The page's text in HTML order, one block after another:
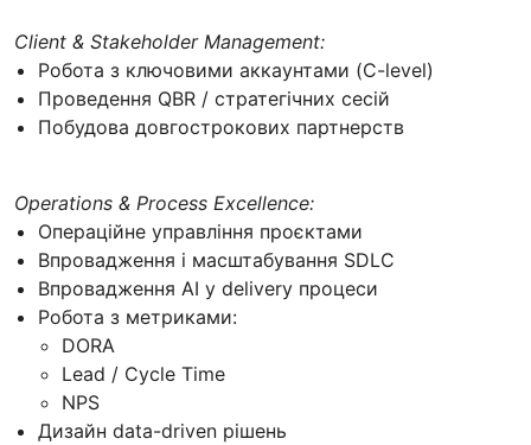
Client & Stakeholder Management:
Робота з ключовими аккаунтами (C-level)
Проведення QBR / стратегічних сесій
Побудова довгострокових партнерств
Operations & Process Excellence:
Операційне управління проєктами
Впровадження і масштабування SDLC
Впровадження AI у delivery процеси
Робота з метриками:
DORA
Lead / Cycle Time
NPS
Дизайн data-driven рішень